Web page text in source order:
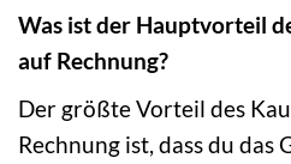
Was ist der Hauptvorteil
auf Rechnung?
Der größte Vorteil des
Rechnung ist, dass du das